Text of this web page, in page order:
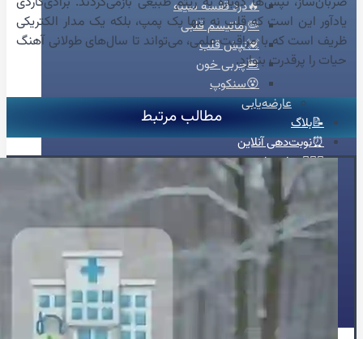
🔥درد قفسه سینه
🦠رماتیسم قلبی
💓تپش قلب
🍔چربی خون
😵سنکوپ
عارضه‌یابی
📝بلاگ
⏰نوبت‌دهی آنلاین
👩🏻‍⚕️درباره ما
🩺دکتر محبوبه شیخ
🏥درباره کلینیک
📕زندگینامه
🪪مدارک و مجوزهای حرفه‌ای
📃سوابق علمی و اجرایی
📞تماس با ما
یادآور این است که قلب نه تنها یک پمپ، بلکه یک مدار الکتریکی
ظریف است که با مراقبت علمی، می‌تواند تا سال‌های طولانی آهنگ
حیات را پرقدرت بنوازد.
مطالب مرتبط